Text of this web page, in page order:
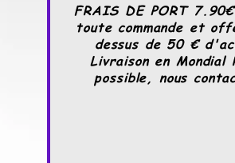
FRAIS DE PORT
toute commande et
dessus de 50 €
Livraison en Mondial
possible, nous